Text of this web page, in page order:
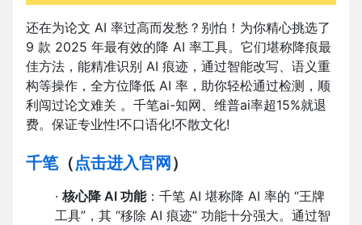
还在为论文 AI 率过高而发愁？别怕！为你精心挑选了
9 款 2025 年最有效的降 AI 率工具。它们堪称降痕最
佳方法，能精准识别 AI 痕迹，通过智能改写、语义重
构等操作，全方位降低 AI 率，助你轻松通过检测，顺
利闯过论文难关 。 千笔ai-知网、维普ai率超15%就退
费。保证专业性!不口语化!不散文化!
千笔（点击进入官网 ）
· 核心降 AI 功能：千笔 AI 堪称降 AI 率的 “王牌
工具”，其 “移除 AI 痕迹” 功能十分强大。通过智